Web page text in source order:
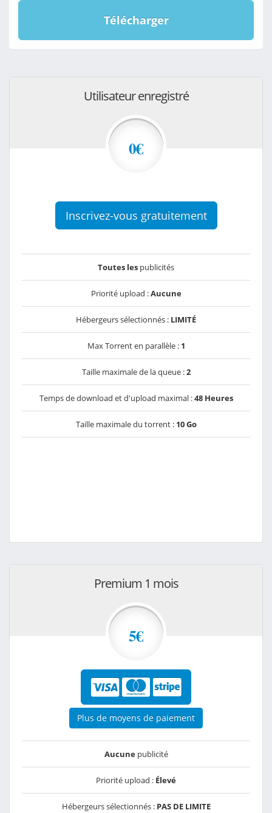
Télécharger
Utilisateur enregistré
0€
Inscrivez-vous gratuitement
Toutes les publicités
Priorité upload :Aucune
Hébergeurs sélectionnés : LIMITÉ
Max Torrent en parallèle : 1
Taille maximale de la queue :2
Temps de download et d'upload maximal :48 Heures
Taille maximale du torrent : 10 Go
Premium 1 mois
5€
Plus de moyens de paiement
Aucunepublicité
Priorité upload : Élevé
Hébergeurs sélectionnés : PAS DE LIMITE